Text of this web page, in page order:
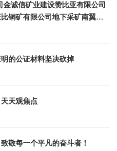
诚信矿业建设赞比亚有限公司
铜矿有限公司地下采矿南翼开
的公证材料坚决砍掉
天观焦点
敬每一个平凡的奋斗者！